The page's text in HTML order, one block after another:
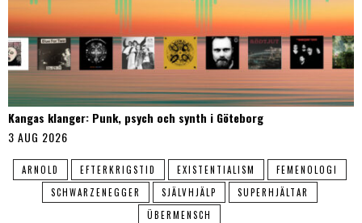
Kangas klanger: Punk, psych och synth i Göteborg
3 AUG 2026
ARNOLD EFTERKRIGSTID EXISTENTIALISM
FEMENOLOGI
SCHWARZENEGGER
SJÄLVHJÄLP
SUPERHJÄLTAR
ÜBERMENSCH